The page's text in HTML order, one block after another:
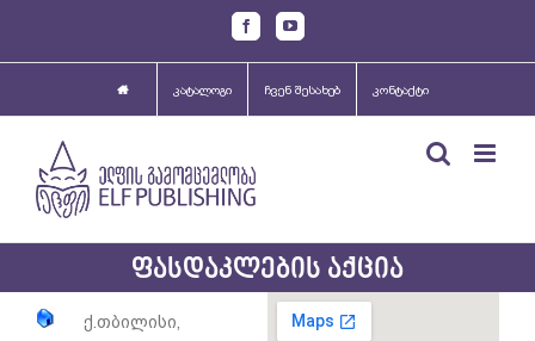
content
FacebookYoutube
კატალოგი ჩვენ შესახებ კონტაქტი
ფასდაკლების აქცია
ქ.თბილისი,